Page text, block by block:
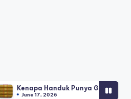
Punya Garis Panjang di